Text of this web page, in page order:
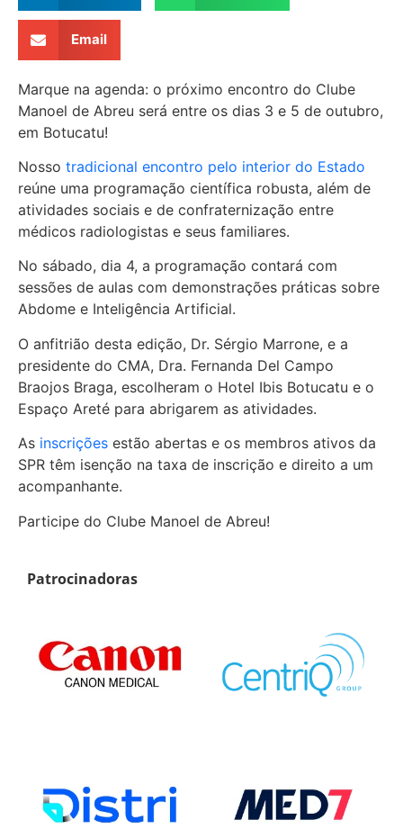
Email
Marque na agenda: o próximo encontro do Clube
Manoel de Abreu será entre os dias 3 e 5 de outubro,
em Botucatu!
Nosso tradicional encontro pelo interior do Estado
reúne uma programação científica robusta, além de
atividades sociais e de confraternização entre
médicos radiologistas e seus familiares.
No sábado, dia 4, a programação contará com
sessões de aulas com demonstrações práticas sobre
Abdome e Inteligência Artificial.
O anfitrião desta edição, Dr. Sérgio Marrone, e a
presidente do CMA, Dra. Fernanda Del Campo
Braojos Braga, escolheram o Hotel Ibis Botucatu e o
Espaço Areté para abrigarem as atividades.
As inscrições estão abertas e os membros ativos da
SPR têm isenção na taxa de inscrição e direito a um
acompanhante.
Participe do Clube Manoel de Abreu!
Patrocinadoras